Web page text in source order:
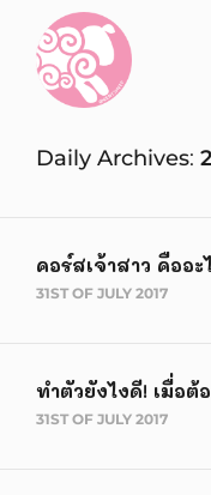
Daily Archives
คอร์สเจ้าสาว คืออ
31ST OF JULY 2017
ทำตัวยังไงดี! เมื่อ
31ST OF JULY 2017